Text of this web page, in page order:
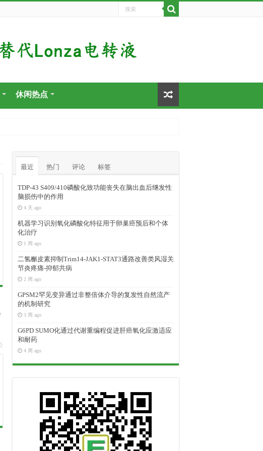
休闲热点
最近 热门 评论 标签
TDP-43 S409/410磷酸化致功能丧失在脑出血后继发性
脑损伤中的作用
4 天 ago
机器学习识别氧化磷酸化特征用于卵巢癌预后和个体
化治疗
1 周 ago
二氢槲皮素抑制Trim14-JAK1-STAT3通路改善类风湿关
节炎疼痛-抑郁共病
2 周 ago
GPSM2罕见变异通过非整倍体介导的复发性自然流产
的机制研究
3 周 ago
G6PD SUMO化通过代谢重编程促进肝癌氧化应激适应
和耐药
4 周 ago